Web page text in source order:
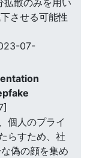
させる可能性
07-
個人のプライ
らすため、社
偽の顔を集め